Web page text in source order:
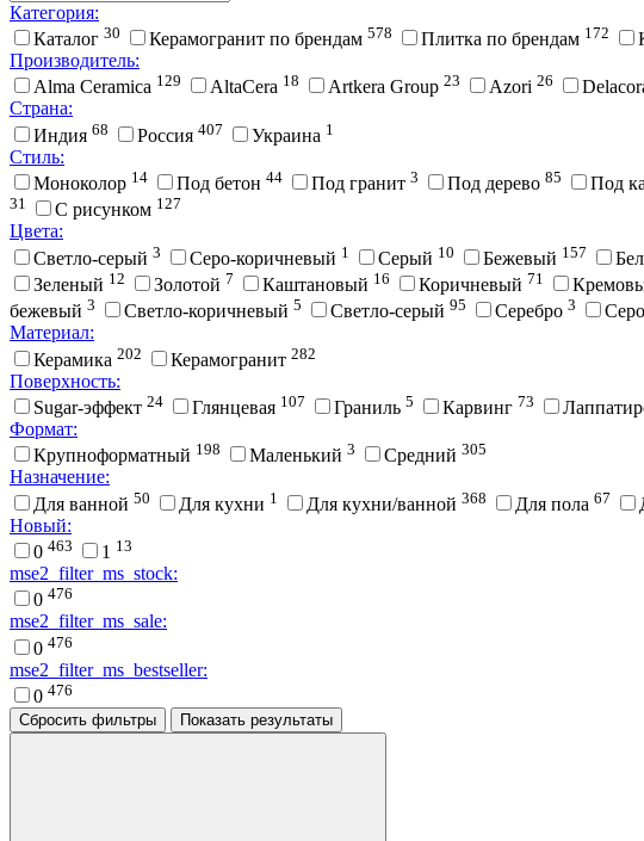
Категория:
Каталог 30 Керамогранит по брендам 578 Плитка по брендам 172
Производитель:
Alma Ceramica 129 AltaCera 18 Artkera Group 23 Azori 26
Страна:
Индия 68 Россия 407 Украина 1
Стиль:
Моноколор 14 Под бетон 44 Под гранит 3 Под дерево 85 Под
31 С рисунком 127
Цвета:
Cветло-серый 3 Cеро-коричневый 1 Cерый 10 Бежевый 157
Зеленый 12 Золотой 7 Каштановый 16 Коричневый 71
бежевый 3 Светло-коричневый 5 Светло-серый 95 Серебро 3
Материал:
Керамика 202 Керамогранит 282
Поверхность:
Sugar-эффект 24 Глянцевая 107 Граниль 5 Карвинг 73
Формат:
Крупноформатный 198 Маленький 3 Средний 305
Назначение:
Для ванной 50 Для кухни 1 Для кухни/ванной 368 Для пола 67
Новый:
0 463 1 13
mse2_filter_ms_stock:
0 476
mse2_filter_ms_sale:
0 476
mse2_filter_ms_bestseller:
0 476
Сбросить фильтры
Показать результаты